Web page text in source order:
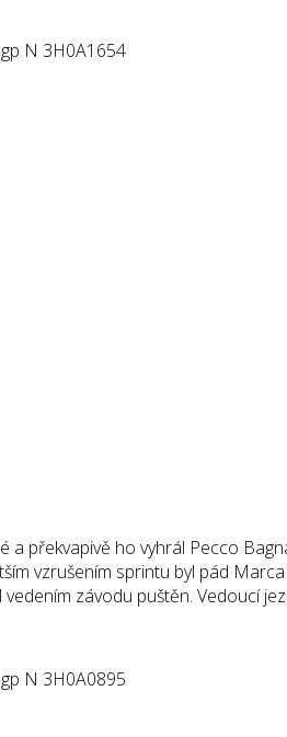
překvapivě ho vyhrál Pecco
vzrušením sprintu byl pád
závodu puštěn. Vedoucí